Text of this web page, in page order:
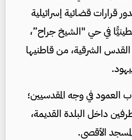
قرارات قضائية إسرائيلية
فلسطينيًّا في حي "الشيخ جراح”،
الشرقية، من قاطنيها
في وجه المقدسيين؛
داخل البلدة القديمة،
الأقصى.